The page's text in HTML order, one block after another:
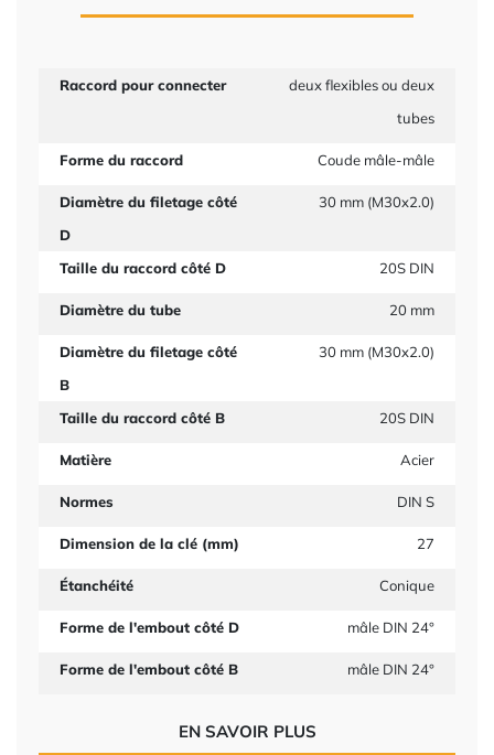
Raccord pour connecter
deux flexibles ou deux
tubes
Forme du raccord Coude mâle-mâle
Diamètre du filetage côté
D
30 mm (M30x2.0)
Taille du raccord côté D 20S DIN
Diamètre du tube 20 mm
Diamètre du filetage côté
B
30 mm (M30x2.0)
Taille du raccord côté B 20S DIN
Matière Acier
Normes DIN S
Dimension de la clé (mm) 27
Étanchéité Conique
Forme de l'embout côté D mâle DIN 24°
Forme de l'embout côté B mâle DIN 24°
EN SAVOIR PLUS